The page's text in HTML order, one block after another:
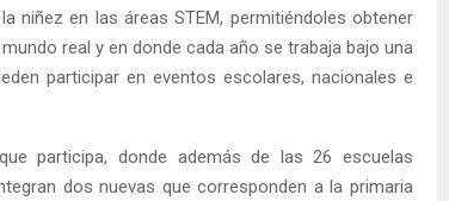
niñez en las áreas STEM, permitiéndoles obtener
real y en donde cada año se trabaja bajo una
participar en eventos escolares, nacionales e
participa, donde además de las 26 escuelas
dos nuevas que corresponden a la primaria